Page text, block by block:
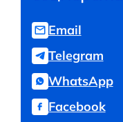
Email
Telegram
WhatsApp
Facebook